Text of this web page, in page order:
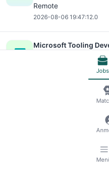
Remote
2026-08-06 19:47:12.0
Microsoft Tooling
2026-08-06 19:47:11.0
Gritter Francona ·
Jobs